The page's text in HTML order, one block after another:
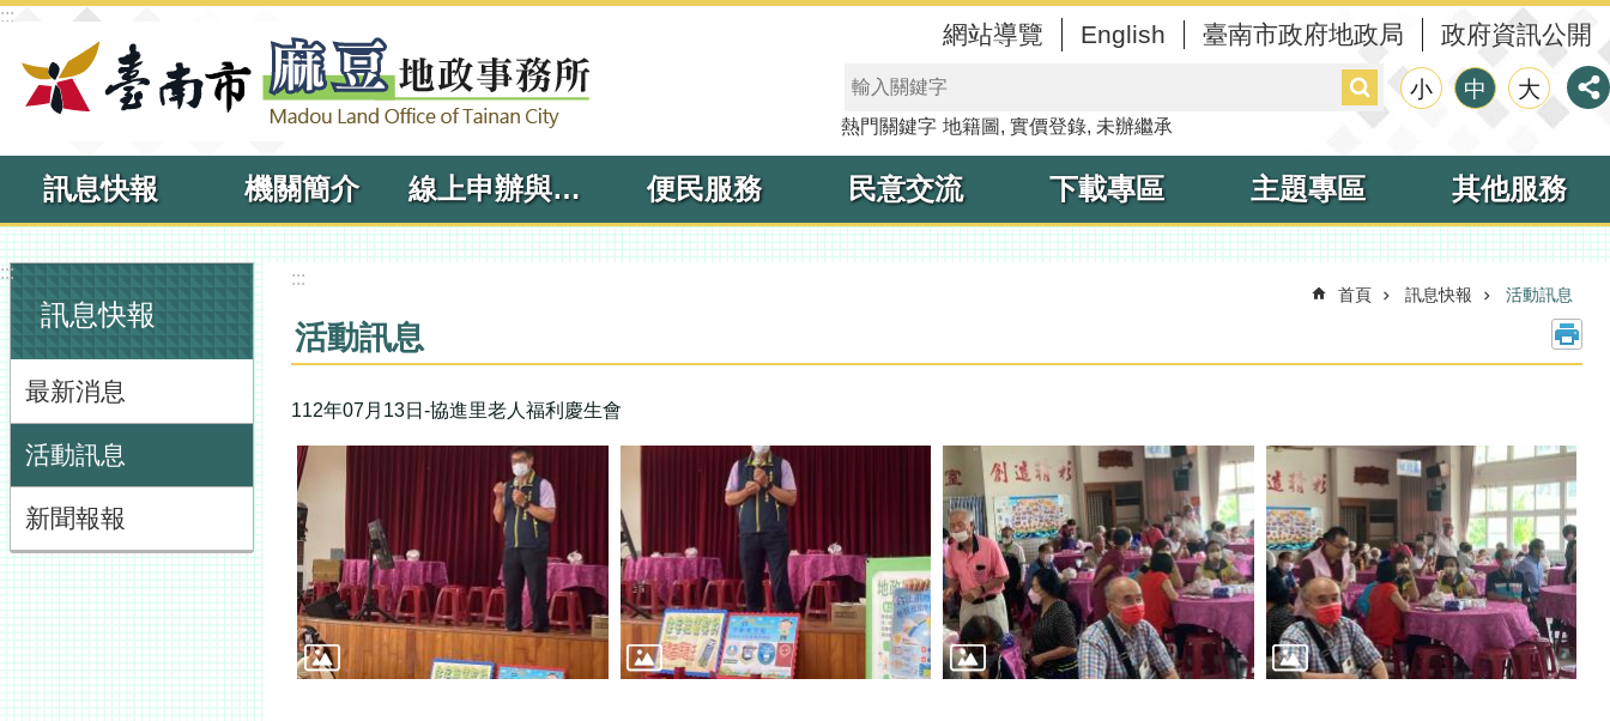
跳到主要內容區塊
:::
網站導覽 English 臺南市政府地政局 政府資訊公開
搜
尋 小 中 大
熱門關鍵字 地籍圖 實價登錄 未辦繼承
訊息快報 機關簡介 線上申辦與查詢 便民服務 民意交流 下載專區 主題專區 其他服務
:::
訊息快報
最新消息
活動訊息
新聞報報
:::
首頁 訊息快報 活動訊息
活動訊息
112年07月13日-協進里老人福利慶生會